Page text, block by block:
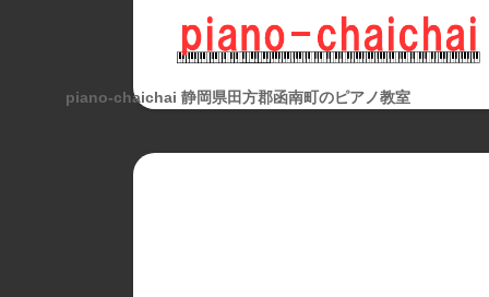
piano-chaichai 静岡県田方郡函南町のピアノ教室